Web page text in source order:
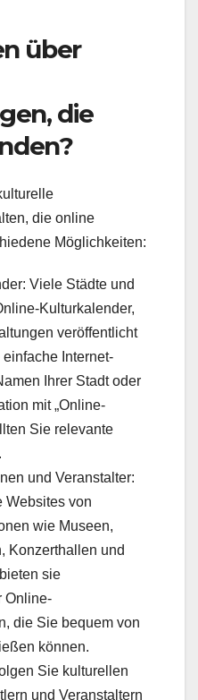
über
die
die online
Möglichkeiten:
Viele Städte und
Kulturkalender,
veröffentlicht
Internet-
Ihrer Stadt oder
mit „Online-
Sie relevante
und Veranstalter:
Websites von
wie Museen,
Konzerthallen und
sie
Online-
die Sie bequem von
können.
Sie kulturellen
und Veranstaltern